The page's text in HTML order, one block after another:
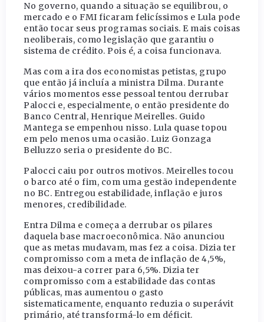
No governo, quando a situação se equilibrou, o
mercado e o FMI ficaram felicíssimos e Lula pode
então tocar seus programas sociais. E mais coisas
neoliberais, como legislação que garantiu o
sistema de crédito. Pois é, a coisa funcionava.
Mas com a ira dos economistas petistas, grupo
que então já incluía a ministra Dilma. Durante
vários momentos esse pessoal tentou derrubar
Palocci e, especialmente, o então presidente do
Banco Central, Henrique Meirelles. Guido
Mantega se empenhou nisso. Lula quase topou
em pelo menos uma ocasião. Luiz Gonzaga
Belluzzo seria o presidente do BC.
Palocci caiu por outros motivos. Meirelles tocou
o barco até o fim, com uma gestão independente
no BC. Entregou estabilidade, inflação e juros
menores, credibilidade.
Entra Dilma e começa a derrubar os pilares
daquela base macroeconômica. Não anunciou
que as metas mudavam, mas fez a coisa. Dizia ter
compromisso com a meta de inflação de 4,5%,
mas deixou-a correr para 6,5%. Dizia ter
compromisso com a estabilidade das contas
públicas, mas aumentou o gasto
sistematicamente, enquanto reduzia o superávit
primário, até transformá-lo em déficit.